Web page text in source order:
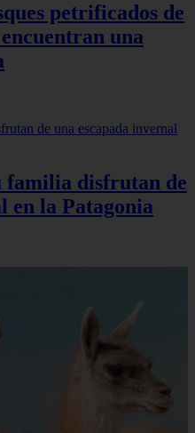
petrificados de
una
familia disfrutan de
en la Patagonia